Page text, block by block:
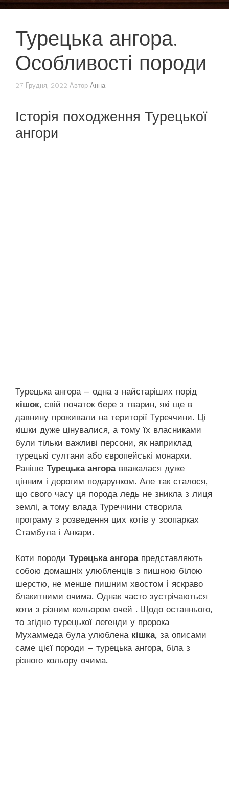
Турецька ангора.
Особливості породи
27 Грудня, 2022 Автор Анна
Історія походження Турецької
ангори
Турецька ангора – одна з найстаріших порід
кішок, свій початок бере з тварин, які ще в
давнину проживали на території Туреччини. Ці
кішки дуже цінувалися, а тому їх власниками
були тільки важливі персони, як наприклад
турецькі султани або європейські монархи.
Раніше Турецька ангоравважалася дуже
цінним і дорогим подарунком. Але так сталося,
що свого часу ця порода ледь не зникла з лиця
землі, а тому влада Туреччини створила
програму з розведення цих котів у зоопарках
Стамбула і Анкари.
Коти породи Турецька ангорапредставляють
собою домашніх улюбленців з пишною білою
шерстю, не менше пишним хвостом і яскраво
блакитними очима. Однак часто зустрічаються
коти з різним кольором очей . Щодо останнього,
то згідно турецької легенди у пророка
Мухаммеда була улюблена кішка, за описами
саме цієї породи – турецька ангора, біла з
різного кольору очима.